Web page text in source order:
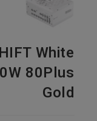
White
80Plus
Gold